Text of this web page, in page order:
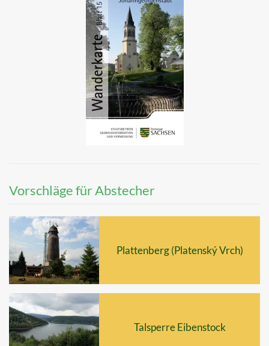
Vorschläge für Abstecher
Plattenberg (Platenský Vrch)
Talsperre Eibenstock